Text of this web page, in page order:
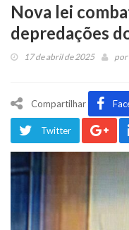
Nova lei
depredações
17 de abril de 2025 por
Compartilhar
Twitter